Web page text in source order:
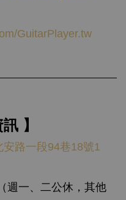
GuitarPlayer.tw
】
路一段94巷18號1
（週一、二公休，其他